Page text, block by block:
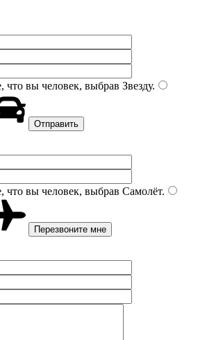
что вы человек, выбрав Звезду.
что вы человек, выбрав Самолёт.